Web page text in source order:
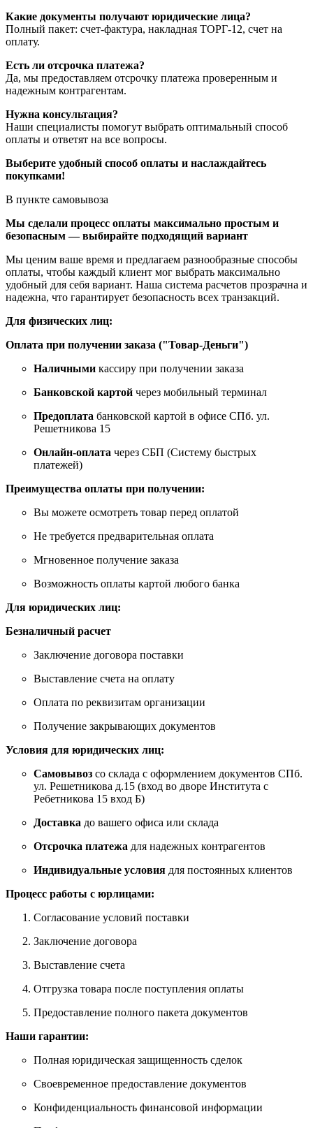
Какие документы получают юридические лица?
Полный пакет: счет-фактура, накладная ТОРГ-12, счет на
оплату.
Есть ли отсрочка платежа?
Да, мы предоставляем отсрочку платежа проверенным и
надежным контрагентам.
Нужна консультация?
Наши специалисты помогут выбрать оптимальный способ
оплаты и ответят на все вопросы.
Выберите удобный способ оплаты и наслаждайтесь
покупками!
В пункте самовывоза
Мы сделали процесс оплаты максимально простым и
безопасным — выбирайте подходящий вариант
Мы ценим ваше время и предлагаем разнообразные способы
оплаты, чтобы каждый клиент мог выбрать максимально
удобный для себя вариант. Наша система расчетов прозрачна и
надежна, что гарантирует безопасность всех транзакций.
Для физических лиц:
Оплата при получении заказа ("Товар-Деньги")
Наличными кассиру при получении заказа
Банковской картой через мобильный терминал
Предоплата банковской картой в офисе СПб. ул.
Решетникова 15
Онлайн-оплата через СБП (Систему быстрых
платежей)
Преимущества оплаты при получении:
Вы можете осмотреть товар перед оплатой
Не требуется предварительная оплата
Мгновенное получение заказа
Возможность оплаты картой любого банка
Для юридических лиц:
Безналичный расчет
Заключение договора поставки
Выставление счета на оплату
Оплата по реквизитам организации
Получение закрывающих документов
Условия для юридических лиц:
Самовывоз со склада с оформлением документов СПб.
ул. Решетникова д.15 (вход во дворе Института с
Ребетникова 15 вход Б)
Доставка до вашего офиса или склада
Отсрочка платежа для надежных контрагентов
Индивидуальные условия для постоянных клиентов
Процесс работы с юрлицами:
Согласование условий поставки
Заключение договора
Выставление счета
Отгрузка товара после поступления оплаты
Предоставление полного пакета документов
Наши гарантии:
Полная юридическая защищенность сделок
Своевременное предоставление документов
Конфиденциальность финансовой информации